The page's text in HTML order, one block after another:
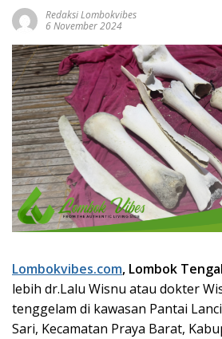
Redaksi Lombokvibes
6 November 2024
Lombokvibes.com, Lombok
lebih dr.Lalu Wisnu atau dokter
tenggelam di kawasan Pantai
Sari, Kecamatan Praya Barat,